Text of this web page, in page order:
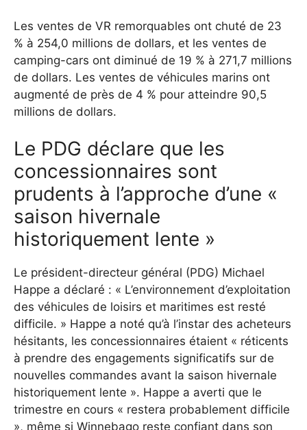
Les ventes de VR remorquables ont chuté de 23
% à 254,0 millions de dollars, et les ventes de
camping-cars ont diminué de 19 % à 271,7 millions
de dollars. Les ventes de véhicules marins ont
augmenté de près de 4 % pour atteindre 90,5
millions de dollars.
Le PDG déclare que les
concessionnaires sont
prudents à l’approche d’une «
saison hivernale
historiquement lente »
Le président-directeur général (PDG) Michael
Happe a déclaré : « L’environnement d’exploitation
des véhicules de loisirs et maritimes est resté
difficile. » Happe a noté qu’à l’instar des acheteurs
hésitants, les concessionnaires étaient « réticents
à prendre des engagements significatifs sur de
nouvelles commandes avant la saison hivernale
historiquement lente ». Happe a averti que le
trimestre en cours « restera probablement difficile
», même si Winnebago reste confiant dans son